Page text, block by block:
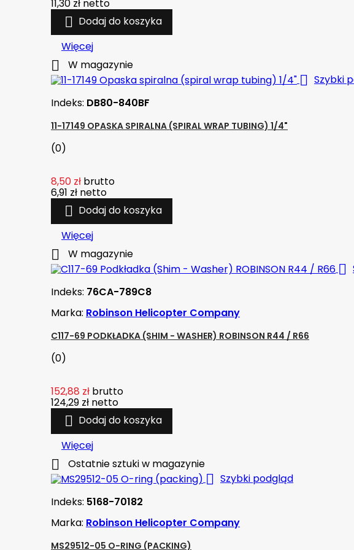
11,30 zł netto
 Dodaj do koszyka
Więcej
 W magazynie
 Szybki
Indeks: DB80-840BF
11-17149 OPASKA SPIRALNA (SPIRAL WRAP TUBING) 1/4"
(0)
8,50 zł brutto
6,91 zł netto
 Dodaj do koszyka
Więcej
 W magazynie

Indeks: 76CA-789C8
Marka: Robinson Helicopter Company
C117-69 PODKŁADKA (SHIM - WASHER) ROBINSON R44 / R66
(0)
152,88 zł brutto
124,29 zł netto
 Dodaj do koszyka
Więcej
 Ostatnie sztuki w magazynie
 Szybki podgląd
Indeks: 5168-70182
Marka: Robinson Helicopter Company
MS29512-05 O-RING (PACKING)